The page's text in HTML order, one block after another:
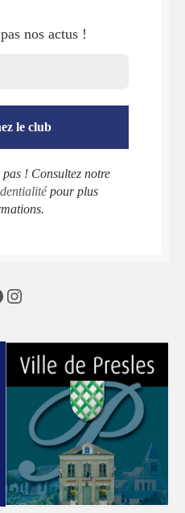
nos actus !
! Consultez notre
pour plus
Instagram